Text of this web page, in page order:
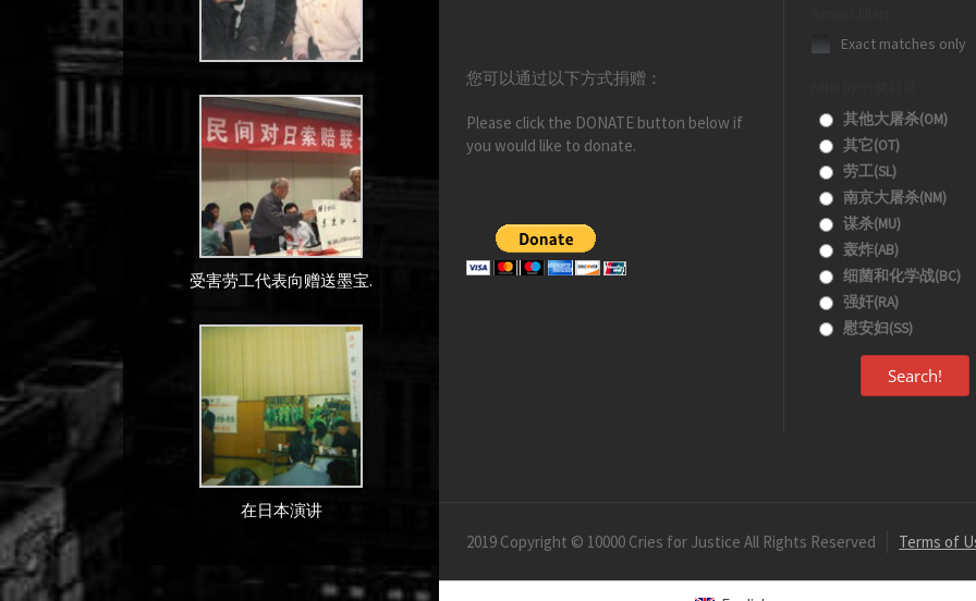
受害劳工代表向赠送墨宝.
在日本演讲
您可以通过以下方式捐赠：
Please click the DONATE button below if
you would like to donate.
Exact matches only
其他大屠杀(OM)
其它(OT)
劳工(SL)
南京大屠杀(NM)
谋杀(MU)
轰炸(AB)
细菌和化学战(BC)
强奸(RA)
慰安妇(SS)
Search!
2019 Copyright © 10000 Cries for Justice All Rights Reserved Terms of